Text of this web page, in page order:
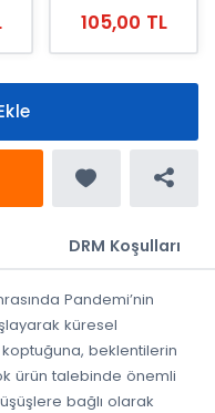
105,00 TL
DRM Koşulları
Pandemi’nin
küresel
beklentilerin
ürün talebinde önemli
bağlı olarak